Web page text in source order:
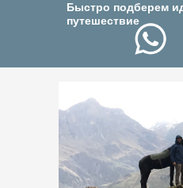
Быстро подберем
путешествие